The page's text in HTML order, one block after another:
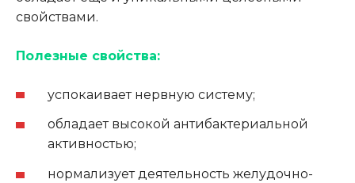
свойствами.
Полезные свойства:
успокаивает нервную систему;
обладает высокой антибактериальной
активностью;
нормализует деятельность желудочно-